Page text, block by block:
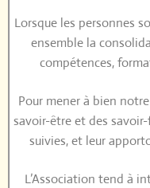
Lorsque les personnes
ensemble la
compétences,
Pour mener à bien
savoir-être et des
suivies, et leur
L’Association tend à